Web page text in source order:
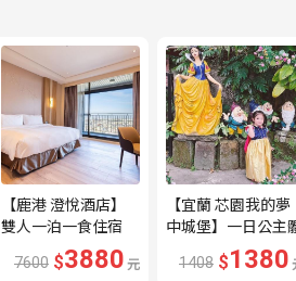
【鹿港 澄悅酒店】
雙人一泊一食住宿
券---🔥平日限量升
等家庭房、贈兩小🔥
7600 $3880元
【宜蘭 芯園我的夢
中城堡】一日公主
驗券---🔥含歐式下
午茶及換裝🔥
1408 $1380